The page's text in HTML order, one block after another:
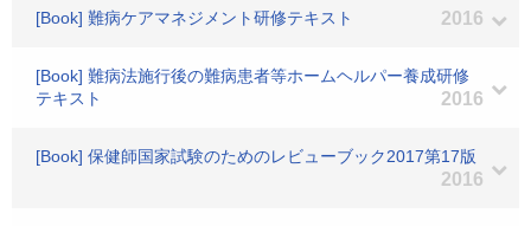
[Book] 難病ケアマネジメント研修テキスト 2016
[Book] 難病法施行後の難病患者等ホームヘルパー養成研修
テキスト
2016
[Book] 保健師国家試験のためのレビューブック2017第17版
2016